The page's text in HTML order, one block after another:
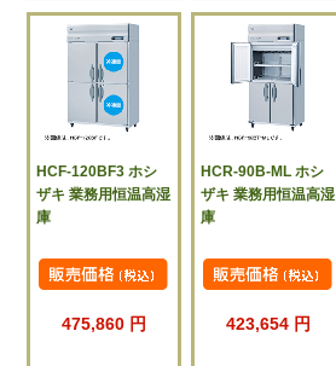
HCF-120BF3 ホシ
ザキ 業務用恒温高湿
庫
475,860 円
HCR-90B-ML ホシ
ザキ 業務用恒温高湿
庫
423,654 円